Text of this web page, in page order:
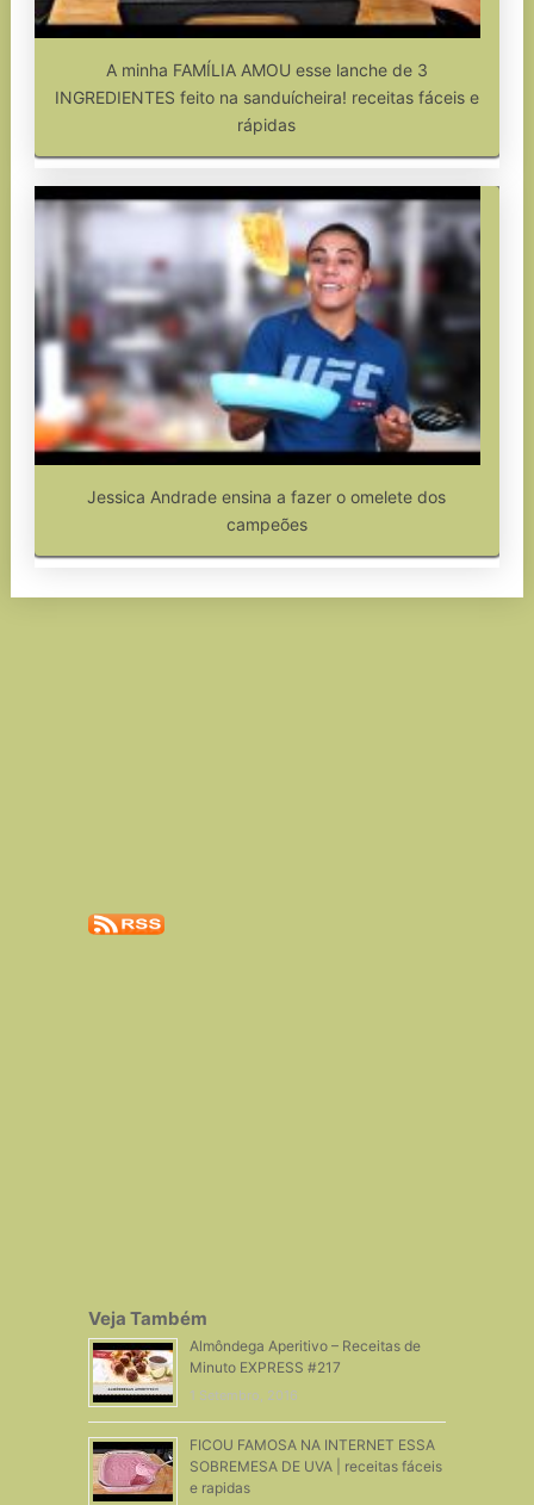
A minha FAMÍLIA AMOU esse lanche de 3
INGREDIENTES feito na sanduícheira! receitas fáceis e
rápidas
Jessica Andrade ensina a fazer o omelete dos
campeões
Veja Também
Almôndega Aperitivo – Receitas de
Minuto EXPRESS #217
1 Setembro, 2016
FICOU FAMOSA NA INTERNET ESSA
SOBREMESA DE UVA | receitas fáceis
e rapidas